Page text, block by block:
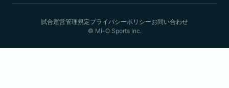
試合運営管理規定プライバシーポリシーお問い合わせ
© Mi-O Sports Inc.